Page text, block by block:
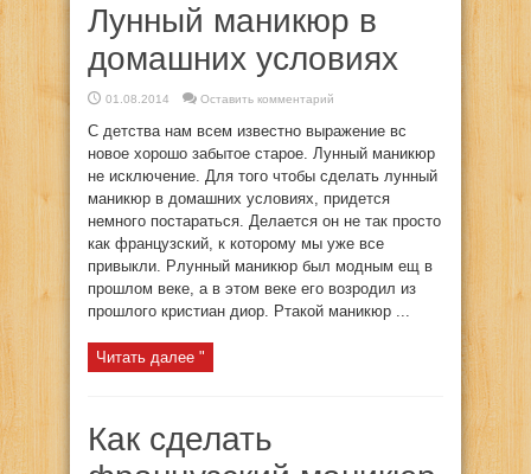
Лунный маникюр в
домашних условиях
01.08.2014 Оставить комментарий
С детства нам всем известно выражение вс
новое хорошо забытое старое. Лунный маникюр
не исключение. Для того чтобы сделать лунный
маникюр в домашних условиях, придется
немного постараться. Делается он не так просто
как французский, к которому мы уже все
привыкли. Pлунный маникюр был модным ещ в
прошлом веке, а в этом веке его возродил из
прошлого кристиан диор. Pтакой маникюр ...
Читать далее "
Как сделать